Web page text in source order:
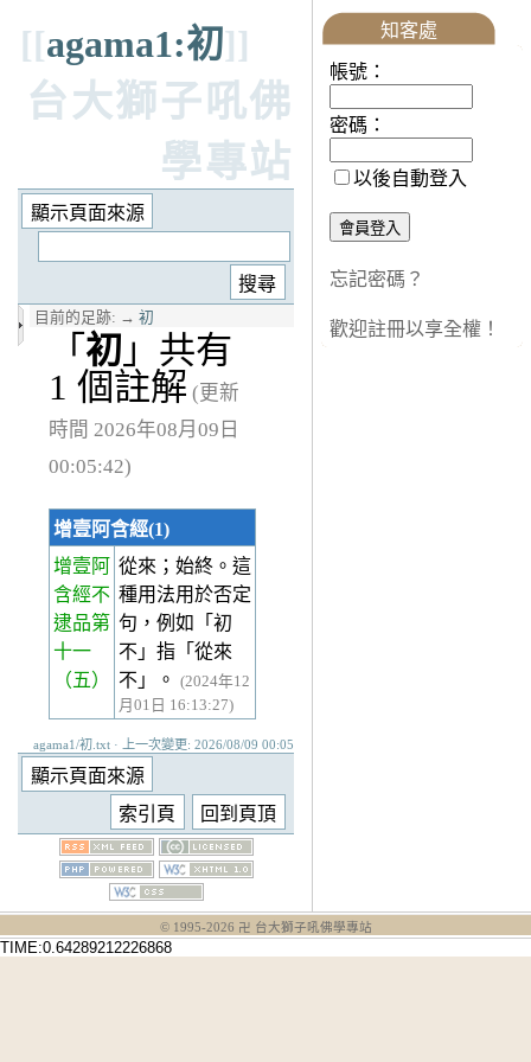
[[agama1:初]]
台大獅子吼佛
學專站
目前的足跡: → 初
「 初 」共有
1 個註解 (更新
時間 2026年08月09日
00:05:42)
增壹阿含經(1)
增壹阿
含經不
逮品第
十一
（五）
從來；始終。這
種用法用於否定
句，例如「初
不」指「從來
不」。
(2024年12
月01日 16:13:27)
agama1/初.txt · 上一次變更: 2026/08/09 00:05
知客處
帳號：
密碼：
以後自動登入
忘記密碼？
歡迎註冊以享全權！
© 1995-2026 卍 台大獅子吼佛學專站
TIME:0.64289212226868